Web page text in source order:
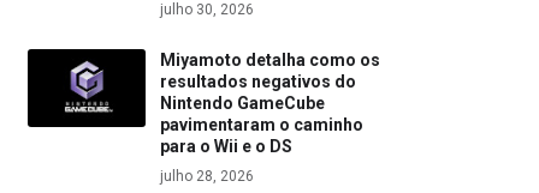
julho 30, 2026
Miyamoto detalha como os
resultados negativos do
Nintendo GameCube
pavimentaram o caminho
para o Wii e o DS
julho 28, 2026